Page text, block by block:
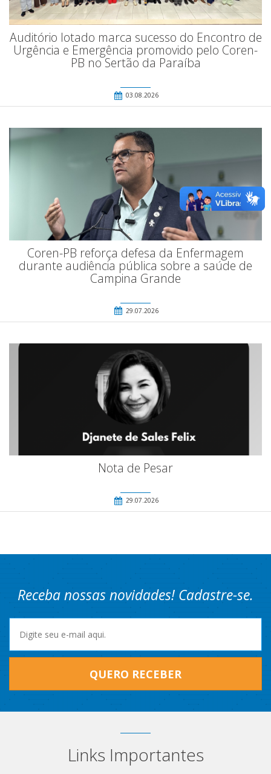
Auditório lotado marca sucesso do Encontro de
Urgência e Emergência promovido pelo Coren-
PB no Sertão da Paraíba
03.08.2026
Coren-PB reforça defesa da Enfermagem
durante audiência pública sobre a saúde de
Campina Grande
29.07.2026
Nota de Pesar
29.07.2026
Receba nossas novidades! Cadastre-se.
QUERO RECEBER
Links Importantes